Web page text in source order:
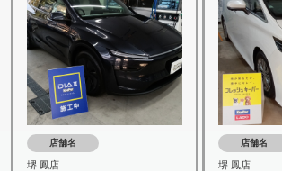
店舗名
堺 鳳店
店舗名
堺 鳳店